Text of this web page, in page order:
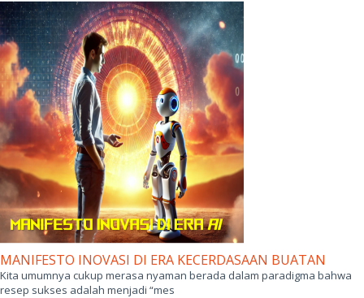
MANIFESTO INOVASI DI ERA KECERDASAAN BUATAN
Kita umumnya cukup merasa nyaman berada dalam paradigma bahwa
resep sukses adalah menjadi “mes